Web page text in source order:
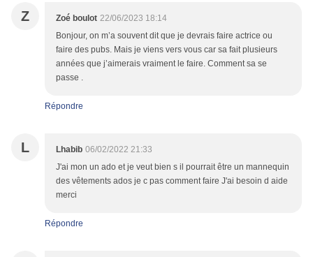
Z Zoé boulot 22/06/2023 18:14
Bonjour, on m’a souvent dit que je devrais faire actrice ou
faire des pubs. Mais je viens vers vous car sa fait plusieurs
années que j’aimerais vraiment le faire. Comment sa se
passe .
Répondre
L Lhabib 06/02/2022 21:33
J'ai mon un ado et je veut bien s il pourrait être un mannequin
des vêtements ados je c pas comment faire J'ai besoin d aide
merci
Répondre